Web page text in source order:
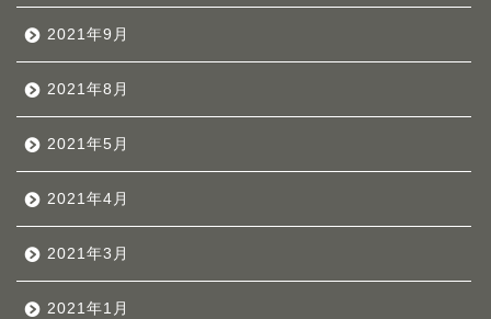
2021年9月
2021年8月
2021年5月
2021年4月
2021年3月
2021年1月